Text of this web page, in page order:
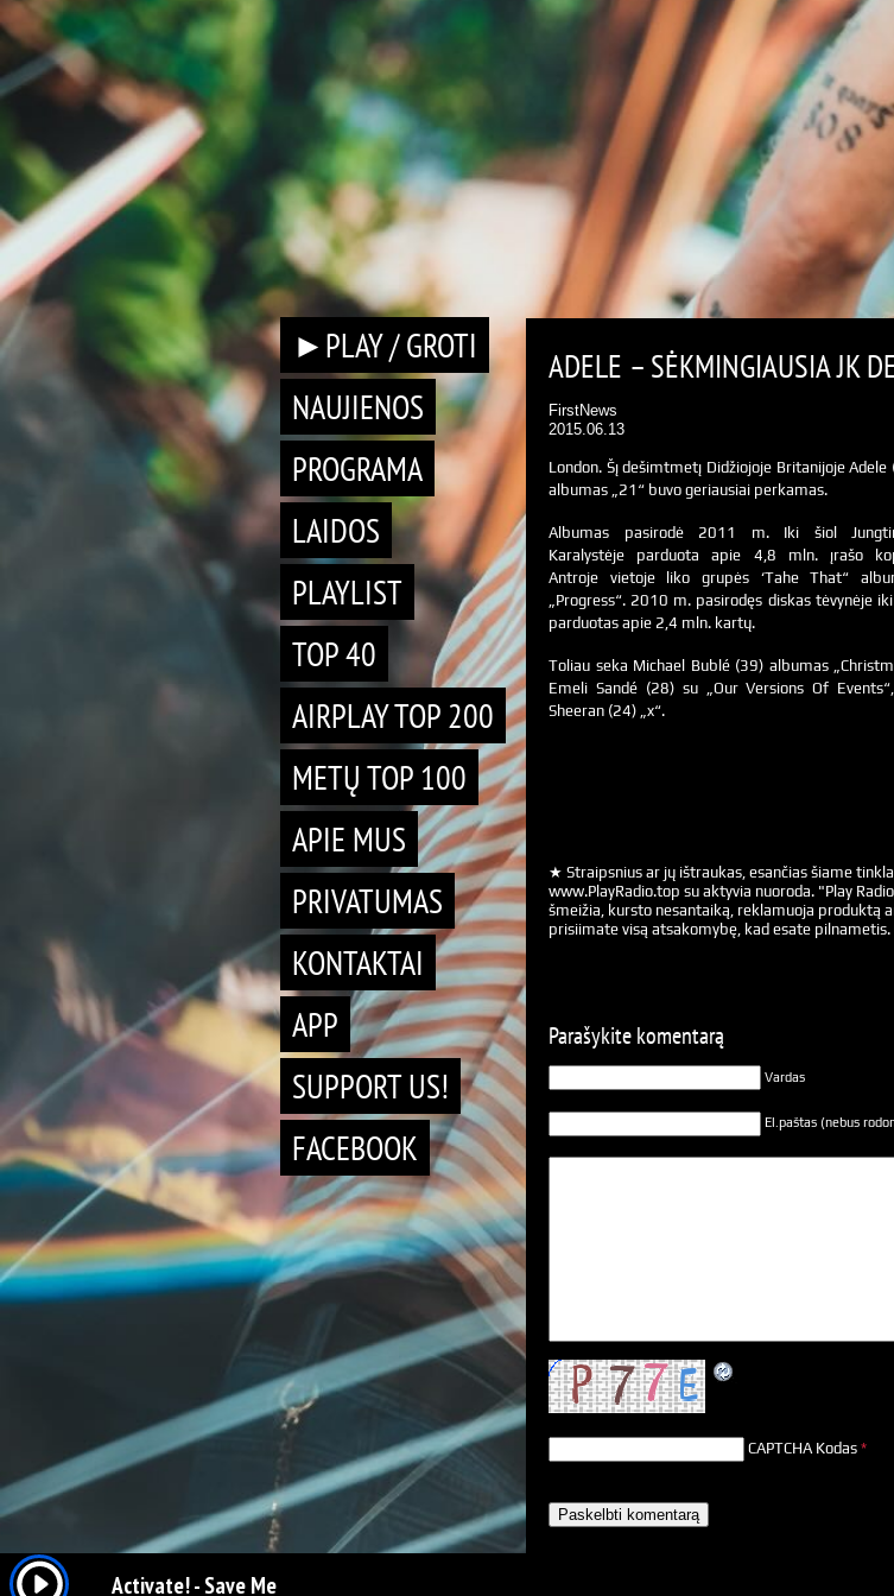
►PLAY / GROTI
NAUJIENOS
PROGRAMA
LAIDOS
PLAYLIST
TOP 40
AIRPLAY TOP 200
METŲ TOP 100
APIE MUS
PRIVATUMAS
KONTAKTAI
APP
SUPPORT US!
FACEBOOK
ADELE – SĖKMINGIAUSIA JK
FirstNews
2015.06.13
London. Šį dešimtmetį Didžiojoje Britanijoje Adele
albumas „21“ buvo geriausiai perkamas.
Albumas pasirodė 2011 m. Iki šiol
Karalystėje parduota apie 4,8 mln. įrašo
Antroje vietoje liko grupės ‘Tahe That“
„Progress“. 2010 m. pasirodęs diskas tėvynėje iki
parduotas apie 2,4 mln. kartų.
Toliau seka Michael Bublé (39) albumas
Emeli Sandé (28) su „Our Versions Of
Sheeran (24) „x“.
★ Straipsnius ar jų ištraukas, esančias šiame
www.PlayRadio.top su aktyvia nuoroda. "Play
šmeižia, kursto nesantaiką, reklamuoja produktą
prisiimate visą atsakomybę, kad esate pilnametis.
Parašykite komentarą
Vardas
El.paštas (nebus
CAPTCHA Kodas *